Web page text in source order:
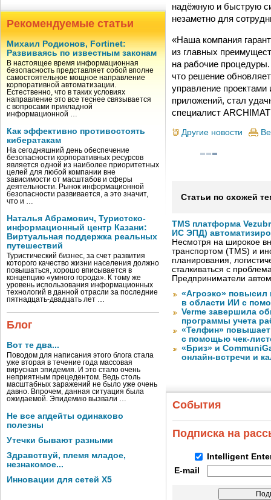
Рекомендуемые статьи
Михаил Родионов, Fortinet:
Развиваясь по известным законам
В настоящее время информационная
безопасность представляет собой вполне
самостоятельное мощное направление
корпоративной автоматизации.
Естественно, что в таких условиях
направление это все теснее связывается
с вопросами прикладной
информационной …
Как эффективно противостоять
кибератакам
На сегодняшний день обеспечение
безопасности корпоративных ресурсов
является одной из наиболее приоритетных
целей для любой компании вне
зависимости от масштабов и сферы
деятельности. Рынок информационной
безопасности развивается, а это значит,
что и …
Наталья Абрамович, Туристско-
информационный центр Казани:
Виртуальная поддержка реальных
путешествий
Туристический бизнес, за счет развития
которого качество жизни населения должно
повышаться, хорошо вписывается в
концепцию «умного города». К тому же
уровень использования информационных
технологий в данной отрасли за последние
пятнадцать-двадцать лет …
Блог
Вот те два...
Поводом для написания этого блога стала
уже вторая в течение года массовая
вирусная эпидемия. И это стало очень
неприятным прецедентом. Ведь столь
масштабных заражений не было уже очень
давно. Впрочем, данная ситуация была
ожидаемой. Эпидемию вызвали …
Не все апдейты одинаково
полезны
Утечки бывают разными
Здравствуй, племя младое,
незнакомое...
Инновации для сетей X5
надёжную и быструю
незаметно для
«Наша компания
из главных
на рабочие
что решение
управление
приложений, стал
специалист
Другие новости
Статьи по схожей
TMS платформа
ИС ЭПД)
Несмотря на широкое
транспортом (TMS) и
планирования,
сталкиваться с
Предприниматели
«Агроэко» повысил
в области ИИ с
Verme завершила
программы учета
«Телфин» повышает
с помощью чек-
«Бриз» и
онлайн-встречи и
События
Подписка на
Intelligent
E-mail